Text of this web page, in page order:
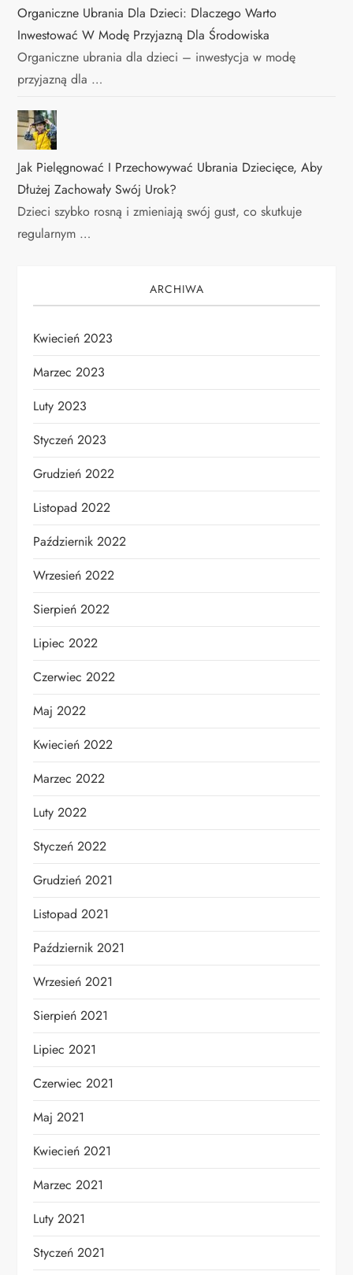
Organiczne Ubrania Dla Dzieci: Dlaczego Warto
Inwestować W Modę Przyjazną Dla Środowiska
Organiczne ubrania dla dzieci – inwestycja w modę
przyjazną dla …
Jak Pielęgnować I Przechowywać Ubrania Dziecięce, Aby
Dłużej Zachowały Swój Urok?
Dzieci szybko rosną i zmieniają swój gust, co skutkuje
regularnym …
ARCHIWA
Kwiecień 2023
Marzec 2023
Luty 2023
Styczeń 2023
Grudzień 2022
Listopad 2022
Październik 2022
Wrzesień 2022
Sierpień 2022
Lipiec 2022
Czerwiec 2022
Maj 2022
Kwiecień 2022
Marzec 2022
Luty 2022
Styczeń 2022
Grudzień 2021
Listopad 2021
Październik 2021
Wrzesień 2021
Sierpień 2021
Lipiec 2021
Czerwiec 2021
Maj 2021
Kwiecień 2021
Marzec 2021
Luty 2021
Styczeń 2021